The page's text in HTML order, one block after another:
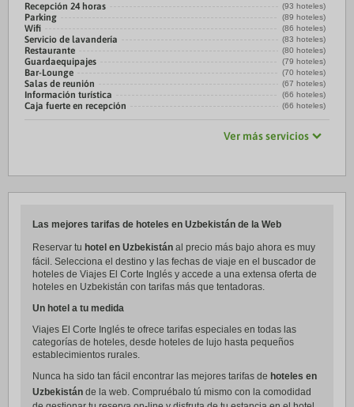
Recepción 24 horas (93 hoteles)
Parking (89 hoteles)
Wifi (86 hoteles)
Servicio de lavandería (83 hoteles)
Restaurante (80 hoteles)
Guardaequipajes (79 hoteles)
Bar-Lounge (70 hoteles)
Salas de reunión (67 hoteles)
Información turística (66 hoteles)
Caja fuerte en recepción (66 hoteles)
Ver más servicios
Las mejores tarifas de hoteles en Uzbekistán de la Web
Reservar tu hotel en Uzbekistán al precio más bajo ahora es muy
fácil. Selecciona el destino y las fechas de viaje en el buscador de
hoteles de Viajes El Corte Inglés y accede a una extensa oferta de
hoteles en Uzbekistán con tarifas más que tentadoras.
Un hotel a tu medida
Viajes El Corte Inglés te ofrece tarifas especiales en todas las
categorías de hoteles, desde hoteles de lujo hasta pequeños
establecimientos rurales.
Nunca ha sido tan fácil encontrar las mejores tarifas de hoteles en
Uzbekistán de la web. Compruébalo tú mismo con la comodidad